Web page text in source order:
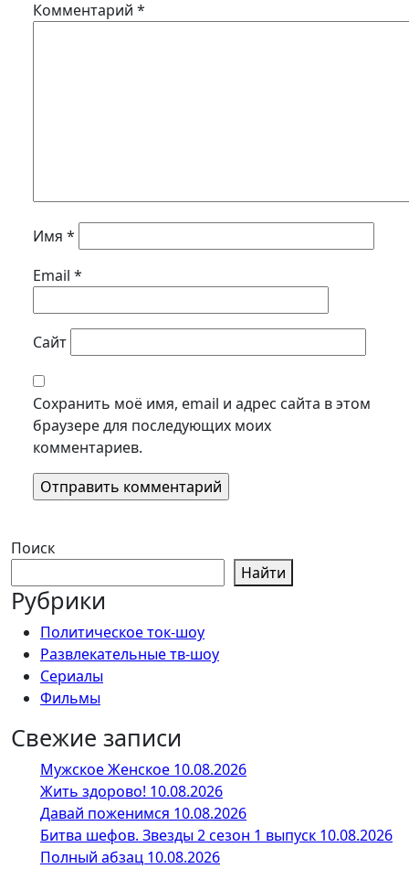
Комментарий *
Имя *
Email *
Сайт
Сохранить моё имя, email и адрес сайта в этом
браузере для последующих моих
комментариев.
Поиск
Найти
Рубрики
Политическое ток-шоу
Развлекательные тв-шоу
Сериалы
Фильмы
Свежие записи
Мужское Женское 10.08.2026
Жить здорово! 10.08.2026
Давай поженимся 10.08.2026
Битва шефов. Звезды 2 сезон 1 выпуск 10.08.2026
Полный абзац 10.08.2026